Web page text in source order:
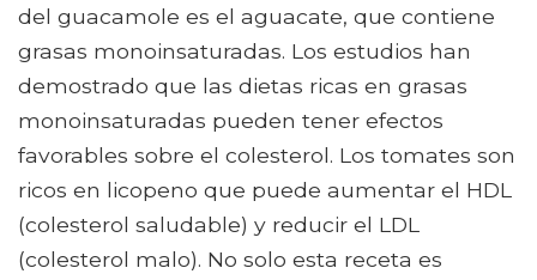
del guacamole es el aguacate, que contiene
grasas monoinsaturadas. Los estudios han
demostrado que las dietas ricas en grasas
monoinsaturadas pueden tener efectos
favorables sobre el colesterol. Los tomates son
ricos en licopeno que puede aumentar el HDL
(colesterol saludable) y reducir el LDL
(colesterol malo). No solo esta receta es